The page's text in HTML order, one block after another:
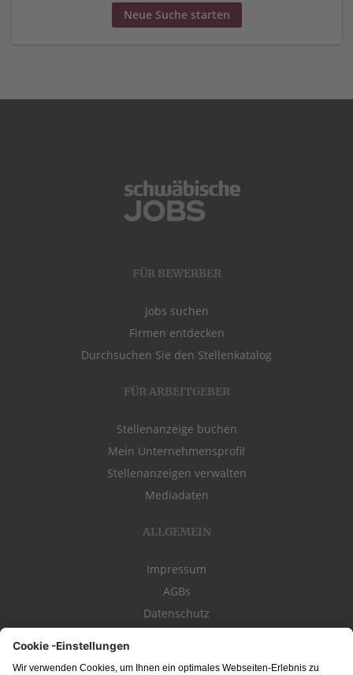
Neue Suche starten
FÜR BEWERBER
Jobs suchen
Firmen entdecken
Durchsuchen Sie den Stellenkatalog
FÜR ARBEITGEBER
Stellenanzeige buchen
Mein Unternehmensprofil
Stellenanzeigen verwalten
Mediadaten
ALLGEMEIN
Impressum
AGBs
Datenschutz